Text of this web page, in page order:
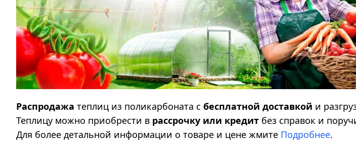
Распродажа теплиц из поликарбоната с бесплатной доставкой и
Теплицу можно приобрести в рассрочку или кредит без справок и
Для более детальной информации о товаре и цене жмите Подробнее.